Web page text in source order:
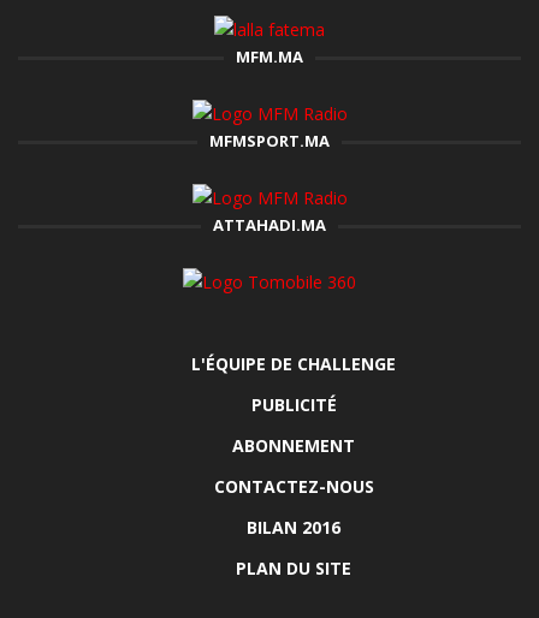
MFM.MA
MFMSPORT.MA
ATTAHADI.MA
L'ÉQUIPE DE CHALLENGE
PUBLICITÉ
ABONNEMENT
CONTACTEZ-NOUS
BILAN 2016
PLAN DU SITE